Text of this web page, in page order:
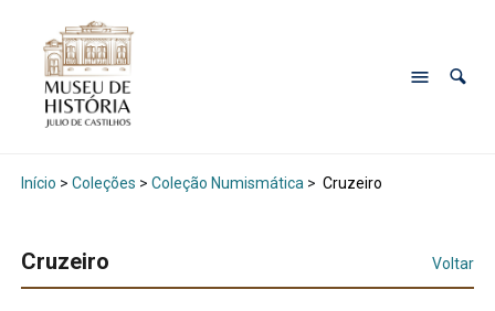
Início > Coleções > Coleção Numismática > Cruzeiro
Cruzeiro Voltar